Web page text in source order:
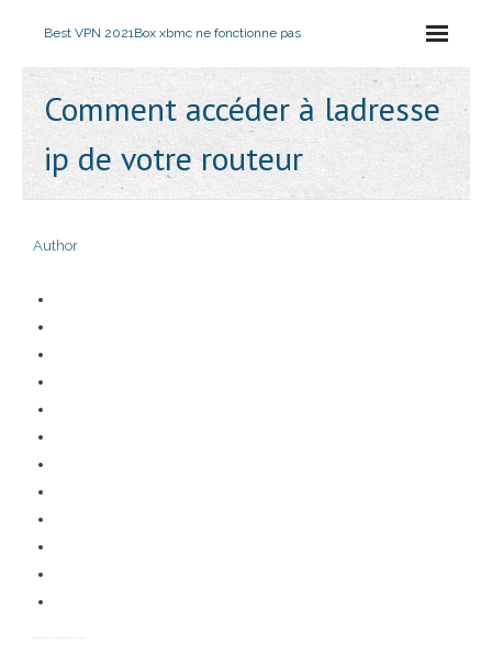
Best VPN 2021Box xbmc ne fonctionne pas
Comment accéder à ladresse
ip de votre routeur
Author